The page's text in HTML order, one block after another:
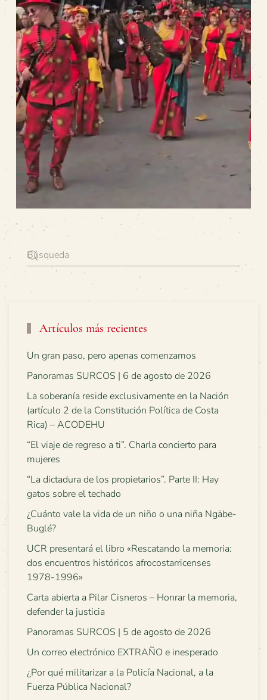
Artículos más recientes
Un gran paso, pero apenas comenzamos
Panoramas SURCOS | 6 de agosto de 2026
La soberanía reside exclusivamente en la Nación
(artículo 2 de la Constitución Política de Costa
Rica) – ACODEHU
“El viaje de regreso a ti”. Charla concierto para
mujeres
“La dictadura de los propietarios”. Parte II: Hay
gatos sobre el techado
¿Cuánto vale la vida de un niño o una niña Ngäbe-
Buglé?
UCR presentará el libro «Rescatando la memoria:
dos encuentros históricos afrocostarricenses
1978-1996»
Carta abierta a Pilar Cisneros – Honrar la memoria,
defender la justicia
Panoramas SURCOS | 5 de agosto de 2026
Un correo electrónico EXTRAÑO e inesperado
¿Por qué militarizar a la Policía Nacional, a la
Fuerza Pública Nacional?